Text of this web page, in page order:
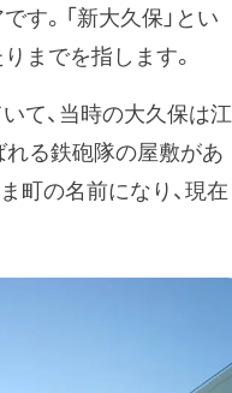
す。「新大久保」とい
までを指します。
て、当時の大久保は江
れる鉄砲隊の屋敷があ
町の名前になり、現在